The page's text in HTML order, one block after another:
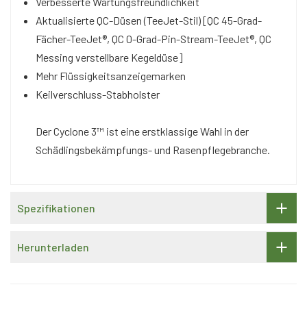
Aktualisierte QC-Düsen (TeeJet-Stil) [QC 45-Grad-
Fächer-TeeJet®, QC 0-Grad-Pin-Stream-TeeJet®, QC
Messing verstellbare Kegeldüse]
Mehr Flüssigkeitsanzeigemarken
Keilverschluss-Stabholster
Der Cyclone 3™ ist eine erstklassige Wahl in der
Schädlingsbekämpfungs- und Rasenpflegebranche.
Spezifikationen
Herunterladen